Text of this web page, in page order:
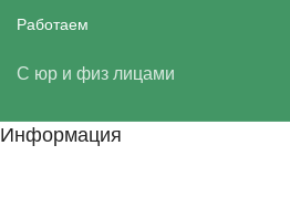
Работаем
С юр и физ лицами
Информация